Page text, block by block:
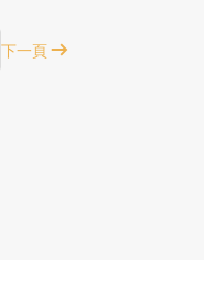
下一頁